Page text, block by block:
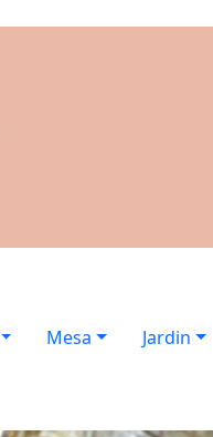
Mesa Jardin